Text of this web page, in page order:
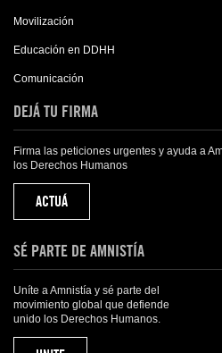
Movilización
Educación en DDHH
Comunicación
DEJÁ TU FIRMA
Firma las peticiones urgentes y ayuda a
los Derechos Humanos
ACTUÁ
SÉ PARTE DE AMNISTÍA
Uníte a Amnistía y sé parte del
movimiento global que defiende
unido los Derechos Humanos.